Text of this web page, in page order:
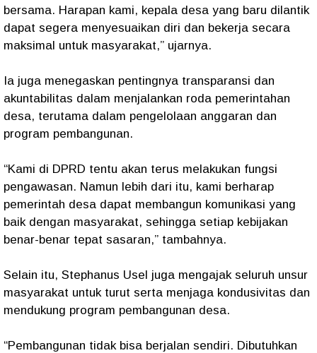
bersama. Harapan kami, kepala desa yang baru dilantik
dapat segera menyesuaikan diri dan bekerja secara
maksimal untuk masyarakat,” ujarnya.
Ia juga menegaskan pentingnya transparansi dan
akuntabilitas dalam menjalankan roda pemerintahan
desa, terutama dalam pengelolaan anggaran dan
program pembangunan.
“Kami di DPRD tentu akan terus melakukan fungsi
pengawasan. Namun lebih dari itu, kami berharap
pemerintah desa dapat membangun komunikasi yang
baik dengan masyarakat, sehingga setiap kebijakan
benar-benar tepat sasaran,” tambahnya.
Selain itu, Stephanus Usel juga mengajak seluruh unsur
masyarakat untuk turut serta menjaga kondusivitas dan
mendukung program pembangunan desa.
“Pembangunan tidak bisa berjalan sendiri. Dibutuhkan